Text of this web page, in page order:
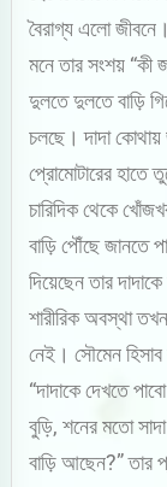
বৈরাগ্য এলো
মনে তার সংশয়
দুলতে দুলতে বাড়ি
চলছে। দাদা কোথায়
প্রোমোটারের হাতে
চারিদিক থেকে
বাড়ি পৌঁছে জানতে
দিয়েছেন তার
শারীরিক অবস্থা
নেই। সৌমেন
“দাদাকে দেখতে
বুড়ি, শনের মতো
বাড়ি আছেন?” তার